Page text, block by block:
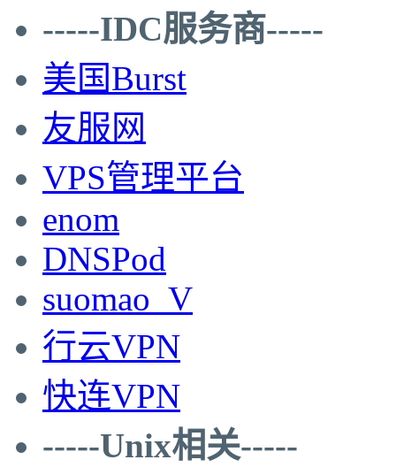
-----IDC服务商-----
美国Burst
友服网
VPS管理平台
enom
DNSPod
suomao_V
行云VPN
快连VPN
-----Unix相关-----